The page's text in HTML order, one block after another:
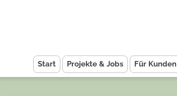
Start Projekte & Jobs Für Kunden